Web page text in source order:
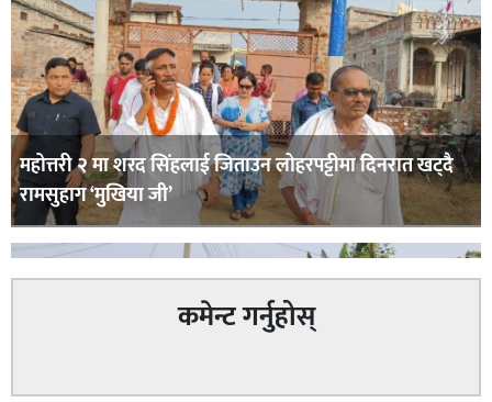
महोत्तरी २ मा शरद सिंहलाई जिताउन लोहरपट्टीमा दिनरात खट्दै
रामसुहाग ‘मुखिया जी’
कमेन्ट गर्नुहोस्